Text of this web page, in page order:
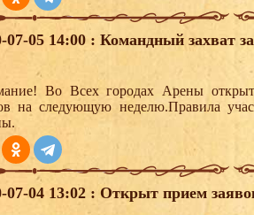
07-05 14:00 : Командный захват
Во Всех городах Арены
на следующую неделю.Правила
07-04 13:02 : Открыт прием